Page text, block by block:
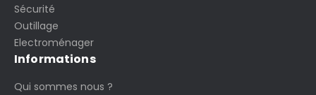
Sécurité
Outillage
Electroménager
Informations
Qui sommes nous ?